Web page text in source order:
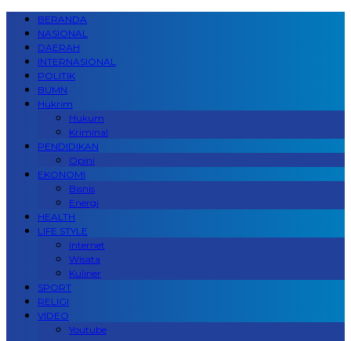
BERANDA
NASIONAL
DAERAH
INTERNASIONAL
POLITIK
BUMN
Hukrim
Hukum
Kriminal
PENDIDIKAN
Opini
EKONOMI
Bisnis
Energi
HEALTH
LIFE STYLE
Internet
Wisata
Kuliner
SPORT
RELIGI
VIDEO
Youtube